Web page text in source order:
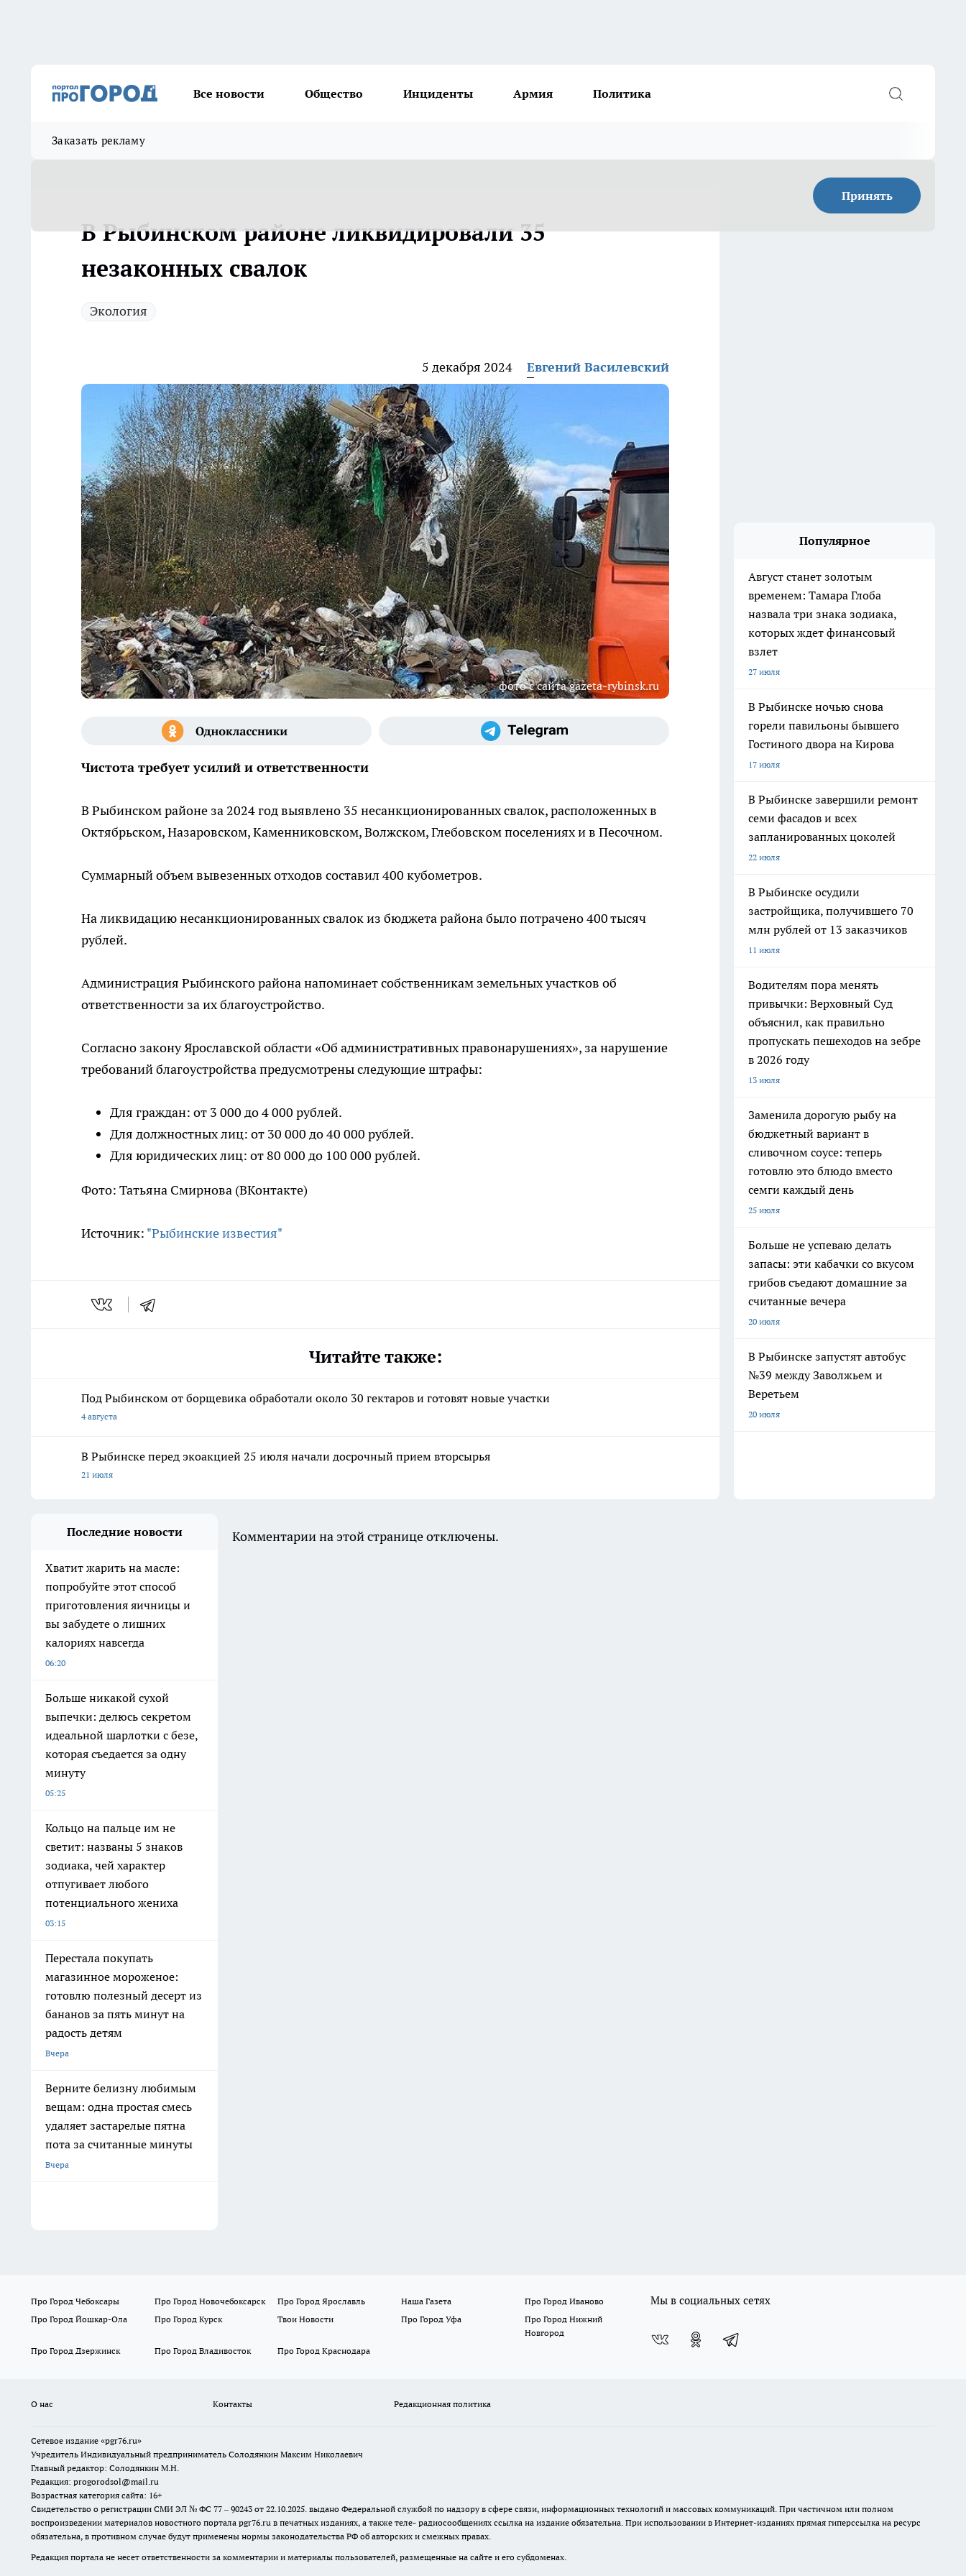
Все новости Общество Инциденты Армия Политика
Заказать рекламу
Принять
В Рыбинском районе ликвидировали 35
незаконных свалок
Экология
5 декабря 2024 Евгений Василевский
фото с сайта gazeta-rybinsk.ru
Чистота требует усилий и ответственности
В Рыбинском районе за 2024 год выявлено 35 несанкционированных свалок, расположенных в
Октябрьском, Назаровском, Каменниковском, Волжском, Глебовском поселениях и в Песочном.
Суммарный объем вывезенных отходов составил 400 кубометров.
На ликвидацию несанкционированных свалок из бюджета района было потрачено 400 тысяч
рублей.
Администрация Рыбинского района напоминает собственникам земельных участков об
ответственности за их благоустройство.
Согласно закону Ярославской области «Об административных правонарушениях», за нарушение
требований благоустройства предусмотрены следующие штрафы:
Для граждан: от 3 000 до 4 000 рублей.
Для должностных лиц: от 30 000 до 40 000 рублей.
Для юридических лиц: от 80 000 до 100 000 рублей.
Фото: Татьяна Смирнова (ВКонтакте)
Источник: "Рыбинские известия"
Читайте также:
Под Рыбинском от борщевика обработали около 30 гектаров и готовят новые участки
4 августа
В Рыбинске перед экоакцией 25 июля начали досрочный прием вторсырья
21 июля
Популярное
Август станет золотым
временем: Тамара Глоба
назвала три знака зодиака,
которых ждет финансовый
взлет
27 июля
В Рыбинске ночью снова
горели павильоны бывшего
Гостиного двора на Кирова
17 июля
В Рыбинске завершили ремонт
семи фасадов и всех
запланированных цоколей
22 июля
В Рыбинске осудили
застройщика, получившего 70
млн рублей от 13 заказчиков
11 июля
Водителям пора менять
привычки: Верховный Суд
объяснил, как правильно
пропускать пешеходов на зебре
в 2026 году
13 июля
Заменила дорогую рыбу на
бюджетный вариант в
сливочном соусе: теперь
готовлю это блюдо вместо
семги каждый день
25 июля
Больше не успеваю делать
запасы: эти кабачки со вкусом
грибов съедают домашние за
считанные вечера
20 июля
В Рыбинске запустят автобус
№39 между Заволжьем и
Веретьем
20 июля
Последние новости
Хватит жарить на масле:
попробуйте этот способ
приготовления яичницы и
вы забудете о лишних
калориях навсегда
06:20
Больше никакой сухой
выпечки: делюсь секретом
идеальной шарлотки с безе,
которая съедается за одну
минуту
05:25
Кольцо на пальце им не
светит: названы 5 знаков
зодиака, чей характер
отпугивает любого
потенциального жениха
03:15
Перестала покупать
магазинное мороженое:
готовлю полезный десерт из
бананов за пять минут на
радость детям
Вчера
Верните белизну любимым
вещам: одна простая смесь
удаляет застарелые пятна
пота за считанные минуты
Вчера
Комментарии на этой странице отключены.
Про Город Чебоксары Про Город Новочебоксарск Про Город Ярославль Наша Газета
Про Город Иваново
Про Город Йошкар-Ола
Про Город Курск Твои Новости Про Город Уфа
Про Город Нижний
Новгород
Про Город Дзержинск
Про Город Владивосток Про Город Краснодара
Мы в социальных сетях
О нас Контакты Редакционная политика
Сетевое издание «pgr76.ru»
Учредитель Индивидуальный предприниматель Солодянкин Максим Николаевич
Главный редактор: Солодянкин М.Н.
Редакция: progorodsol@mail.ru
Возрастная категория сайта: 16+
Свидетельство о регистрации СМИ ЭЛ № ФС 77 – 90243 от 22.10.2025. выдано Федеральной службой по надзору в сфере связи, информационных технологий и массовых коммуникаций. При частичном или полном
воспроизведении материалов новостного портала pgr76.ru в печатных изданиях, а также теле- радиосообщениях ссылка на издание обязательна. При использовании в Интернет-изданиях прямая гиперссылка на ресурс
обязательна, в противном случае будут применены нормы законодательства РФ об авторских и смежных правах.
Редакция портала не несет ответственности за комментарии и материалы пользователей, размещенные на сайте и его субдоменах.